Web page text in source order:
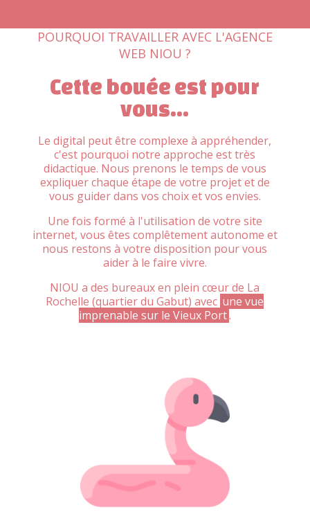
POURQUOI TRAVAILLER AVEC L'AGENCE
WEB NIOU ?
Cette bouée est pour
vous...
Le digital peut être complexe à appréhender,
c'est pourquoi notre approche est très
didactique. Nous prenons le temps de vous
expliquer chaque étape de votre projet et de
vous guider dans vos choix et vos envies.
Une fois formé à l'utilisation de votre site
internet, vous êtes complêtement autonome et
nous restons à votre disposition pour vous
aider à le faire vivre.
NIOU a des bureaux en plein cœur de La
Rochelle (quartier du Gabut) avec une vue
imprenable sur le Vieux Port.